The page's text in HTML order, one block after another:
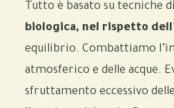
Tutto è basato su tecniche di
biologica, nel rispetto
equilibrio. Combattiamo
atmosferico e delle acque.
sfruttamento eccessivo